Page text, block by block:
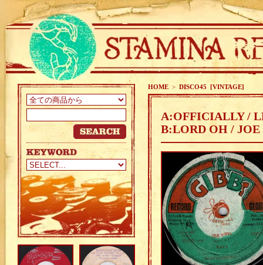
HOME > DISCO45 [VINTAGE]
A:OFFICIALLY /
B:LORD OH /